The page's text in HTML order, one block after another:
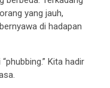
yang jauh,
di hadapan
Kita hadir